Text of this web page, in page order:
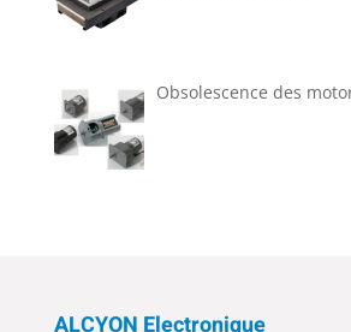
Obsolescence des
ALCYON Electronique